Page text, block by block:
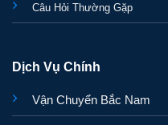
Câu Hỏi Thường Gặp
Dịch Vụ Chính
Vận Chuyển Bắc Nam